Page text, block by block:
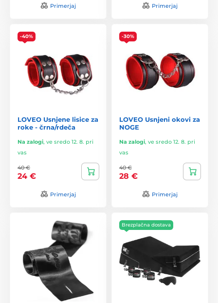
Primerjaj Primerjaj
-40%
LOVEO Usnjene lisice za
roke - črna/rdeča
Na zalogi, ve sredo 12. 8. pri
vas
40 €
24 €
Primerjaj
-30%
LOVEO Usnjeni okovi za
NOGE
Na zalogi, ve sredo 12. 8. pri
vas
40 €
28 €
Primerjaj
Brezplačna dostava